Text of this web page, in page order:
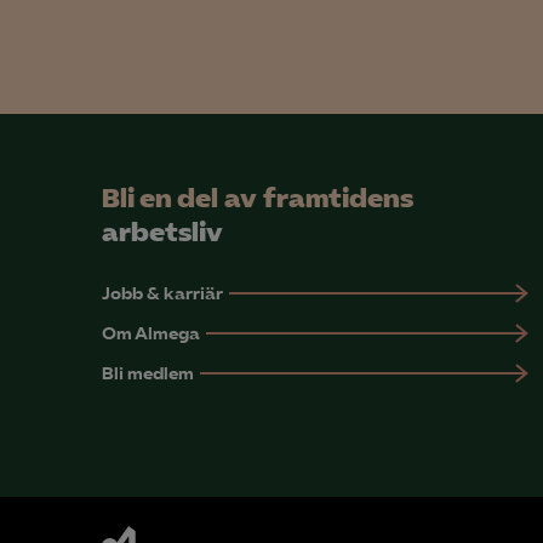
Bli en del av framtidens
arbetsliv
Jobb & karriär
Om Almega
Bli medlem